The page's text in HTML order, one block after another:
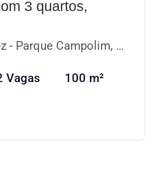
3 quartos,
Campolim, Sorocaba-SP
Vagas 100 m²